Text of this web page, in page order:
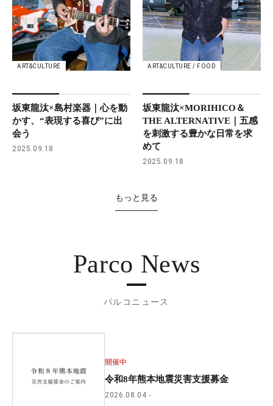
ART&CULTURE
坂東龍汰×島村楽器｜心を動
かす、“表現する喜び”に出
会う
2025.09.18
ART&CULTURE / FOOD
坂東龍汰×MORIHICO＆
THE ALTERNATIVE｜五感
を刺激する豊かな日常を求
めて
2025.09.18
もっと見る
Parco News
パルコニュース
開催中
令和8年熊本地震災害支援募金
2026.08.04